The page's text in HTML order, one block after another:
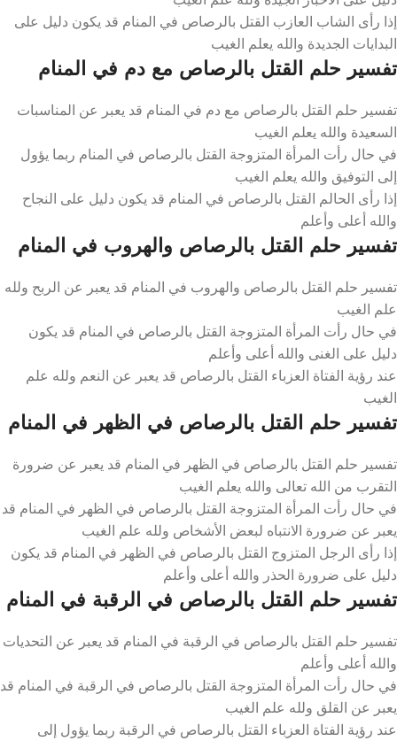
إذا رأى الشاب العازب القتل بالرصاص في المنام قد يكون دليل على
البدايات الجديدة والله يعلم الغيب
تفسير حلم القتل بالرصاص مع دم في المنام
تفسير حلم القتل بالرصاص مع دم في المنام قد يعبر عن المناسبات
السعيدة والله يعلم الغيب
في حال رأت المرأة المتزوجة القتل بالرصاص في المنام ربما يؤول
إلى التوفيق والله يعلم الغيب
إذا رأى الحالم القتل بالرصاص في المنام قد يكون دليل على النجاح
والله أعلى وأعلم
تفسير حلم القتل بالرصاص والهروب في المنام
تفسير حلم القتل بالرصاص والهروب في المنام قد يعبر عن الربح ولله
علم الغيب
في حال رأت المرأة المتزوجة القتل بالرصاص في المنام قد يكون
دليل على الغنى والله أعلى وأعلم
عند رؤية الفتاة العزباء القتل بالرصاص قد يعبر عن النعم ولله علم
الغيب
تفسير حلم القتل بالرصاص في الظهر في المنام
تفسير حلم القتل بالرصاص في الظهر في المنام قد يعبر عن ضرورة
التقرب من الله تعالى والله يعلم الغيب
في حال رأت المرأة المتزوجة القتل بالرصاص في الظهر في المنام قد
يعبر عن ضرورة الانتباه لبعض الأشخاص ولله علم الغيب
إذا رأى الرجل المتزوج القتل بالرصاص في الظهر في المنام قد يكون
دليل على ضرورة الحذر والله أعلى وأعلم
تفسير حلم القتل بالرصاص في الرقبة في المنام
تفسير حلم القتل بالرصاص في الرقبة في المنام قد يعبر عن التحديات
والله أعلى وأعلم
في حال رأت المرأة المتزوجة القتل بالرصاص في الرقبة في المنام قد
يعبر عن القلق ولله علم الغيب
عند رؤية الفتاة العزباء القتل بالرصاص في الرقبة ربما يؤول إلى